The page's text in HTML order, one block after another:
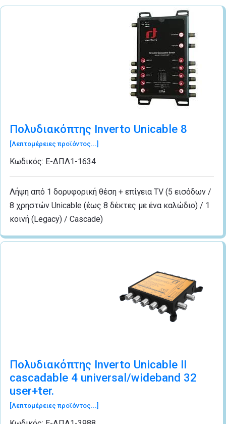
Πολυδιακόπτης Inverto Unicable 8
[Λεπτομέρειες προϊόντος...]
Κωδικός: Ε-ΔΠΛ1-1634
Λήψη από 1 δορυφορική θέση + επίγεια TV (5 εισόδων /
8 χρηστών Unicable (έως 8 δέκτες με ένα καλώδιο) / 1
κοινή (Legacy) / Cascade)
Πολυδιακόπτης Inverto Unicable II
cascadable 4 universal/wideband 32
user+ter.
[Λεπτομέρειες προϊόντος...]